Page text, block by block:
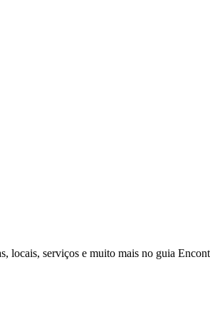
locais, serviços e muito mais no guia